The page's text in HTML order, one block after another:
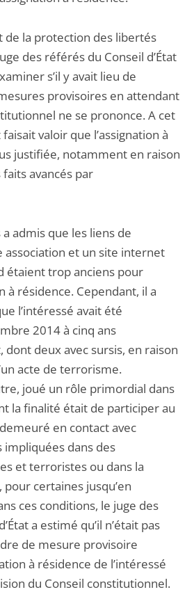
de la protection des libertés
des référés du Conseil d’État
s’il y avait lieu de
provisoires en attendant
ne se prononce. A cet
valoir que l’assignation à
justifiée, notamment en raison
faits avancés par
admis que les liens de
association et un site internet
étaient trop anciens pour
à résidence. Cependant, il a
l’intéressé avait été
2014 à cinq ans
dont deux avec sursis, en raison
acte de terrorisme.
joué un rôle primordial dans
la finalité était de participer au
en contact avec
impliquées dans des
et terroristes ou dans la
certaines jusqu’en
ces conditions, le juge des
a estimé qu’il n’était pas
de mesure provisoire
à résidence de l’intéressé
du Conseil constitutionnel.